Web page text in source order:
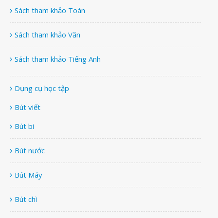
Sách tham khảo Toán
Sách tham khảo Văn
Sách tham khảo Tiếng Anh
Dụng cụ học tập
Bút viết
Bút bi
Bút nước
Bút Máy
Bút chì